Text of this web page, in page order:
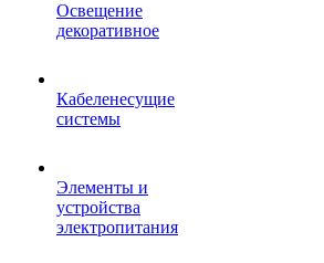
Освещение
декоративное
Кабеленесущие
системы
Элементы и
устройства
электропитания